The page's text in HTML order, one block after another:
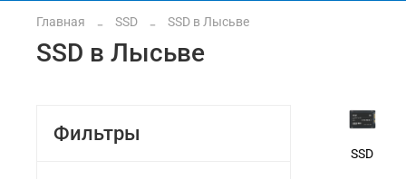
Главная SSD SSD в Лысьве
SSD в Лысьве
SSD
Фильтры